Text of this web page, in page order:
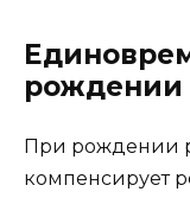
рождении
При рождении
компенсирует